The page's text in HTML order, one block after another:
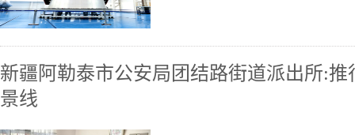
新疆阿勒泰市公安局团结路街道派出所:推
景线